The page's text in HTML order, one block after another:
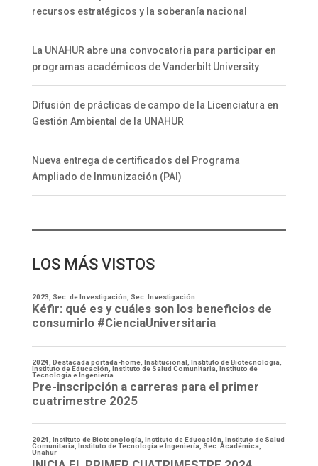
recursos estratégicos y la soberanía nacional
La UNAHUR abre una convocatoria para participar en
programas académicos de Vanderbilt University
Difusión de prácticas de campo de la Licenciatura en
Gestión Ambiental de la UNAHUR
Nueva entrega de certificados del Programa
Ampliado de Inmunización (PAI)
LOS MÁS VISTOS